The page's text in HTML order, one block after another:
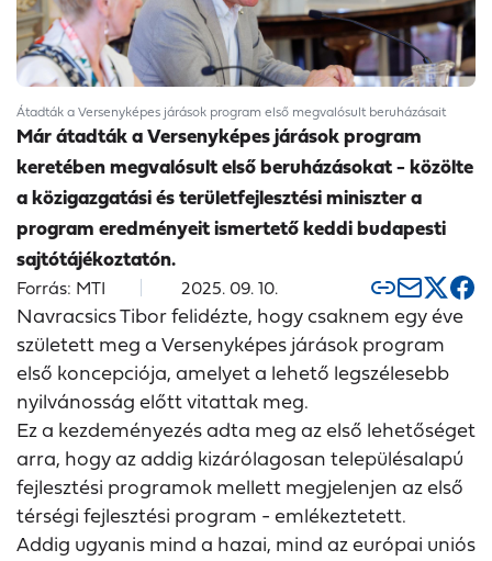
Átadták a Versenyképes járások program első megvalósult beruházásait
Már átadták a Versenyképes járások program
keretében megvalósult első beruházásokat - közölte
a közigazgatási és területfejlesztési miniszter a
program eredményeit ismertető keddi budapesti
sajtótájékoztatón.
Forrás: MTI 2025. 09. 10.
Navracsics Tibor felidézte, hogy csaknem egy éve
született meg a Versenyképes járások program
első koncepciója, amelyet a lehető legszélesebb
nyilvánosság előtt vitattak meg.
Ez a kezdeményezés adta meg az első lehetőséget
arra, hogy az addig kizárólagosan településalapú
fejlesztési programok mellett megjelenjen az első
térségi fejlesztési program - emlékeztetett.
Addig ugyanis mind a hazai, mind az európai uniós